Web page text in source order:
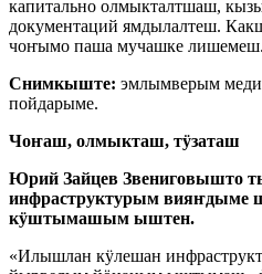
капитально олмыкталтшаш,
документаций ямдылалтеш.
чоҥымо паша мучашке лишемеш.
Снимкыште: эмлымверым
пойдарыме.
Чоҥаш, олмыкташ, тӱзаташ
Юрий Зайцев Звениговышто
инфраструктурым
кӱштымашым ыштен.
«Илышлан кӱлешан